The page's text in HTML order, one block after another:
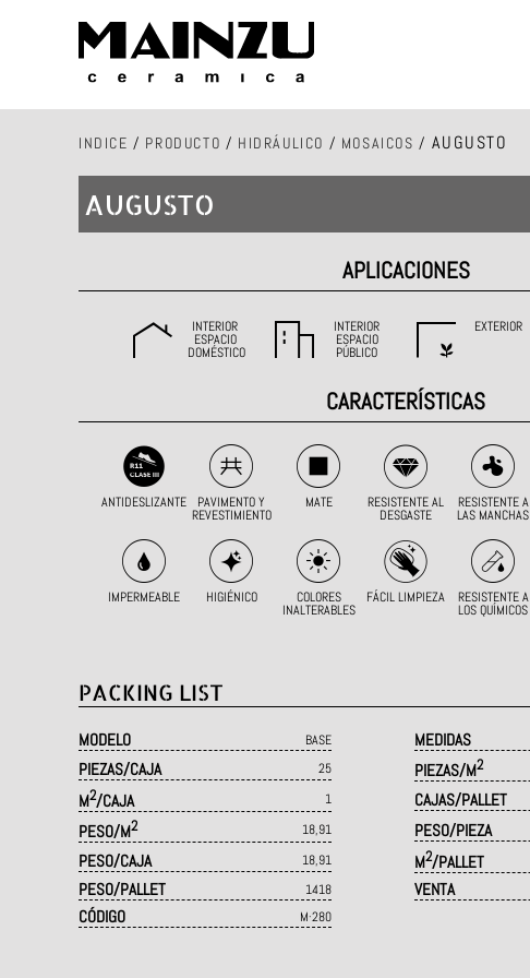
INDICE / PRODUCTO / HIDRÁULICO / MOSAICOS / AUGUSTO
AUGUSTO
APLICACIONES
INTERIOR
ESPACIO
DOMÉSTICO
INTERIOR
ESPACIO
PÚBLICO
EXTERIOR
CARACTERÍSTICAS
ANTIDESLIZANTE PAVIMENTO Y
REVESTIMIENTO
MATE RESISTENTE AL
DESGASTE
RESISTENTE A
LAS MANCHAS
IMPERMEABLE HIGIÉNICO COLORES
INALTERABLES
FÁCIL LIMPIEZA RESISTENTE A
LOS QUÍMICOS
PACKING LIST
MODELO BASE MEDIDAS
PIEZAS/CAJA 25 PIEZAS/M2
M2/CAJA 1 CAJAS/PALLET
PESO/M2 18,91 PESO/PIEZA
PESO/CAJA 18,91 M2/PALLET
PESO/PALLET 1418 VENTA
CÓDIGO M·280